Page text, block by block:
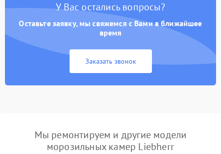
У Вас остались вопросы?
Оставьте заявку, мы свяжемся с Вами в ближайшее
время
Заказать звонок
Мы ремонтируем и другие модели
морозильных камер Liebherr